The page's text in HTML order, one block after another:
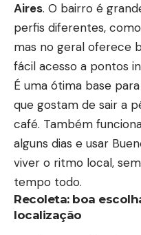
Aires. O bairro é
perfis diferentes,
mas no geral oferece
fácil acesso a pontos
É uma ótima base
que gostam de sair a
café. Também
alguns dias e usar
viver o ritmo local,
tempo todo.
Recoleta: boa
localização